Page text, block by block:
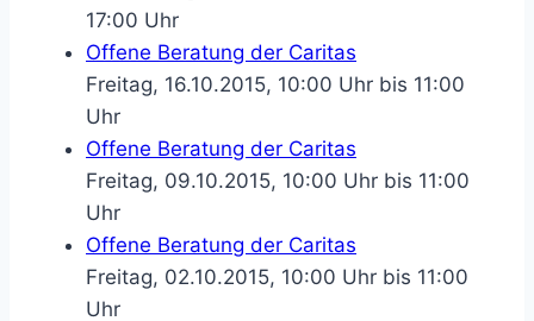
17:00 Uhr
Offene Beratung der Caritas
Freitag, 16.10.2015, 10:00 Uhr bis 11:00
Uhr
Offene Beratung der Caritas
Freitag, 09.10.2015, 10:00 Uhr bis 11:00
Uhr
Offene Beratung der Caritas
Freitag, 02.10.2015, 10:00 Uhr bis 11:00
Uhr